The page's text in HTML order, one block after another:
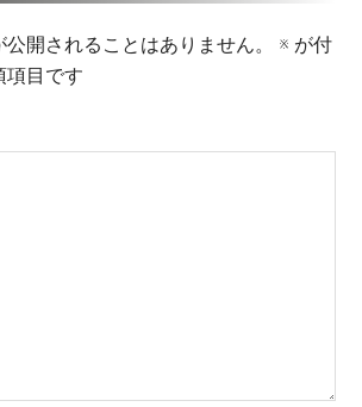
開されることはありません。 ※ が付
項目です